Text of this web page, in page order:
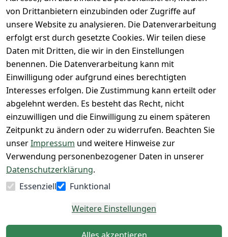
von Drittanbietern einzubinden oder Zugriffe auf
unsere Website zu analysieren. Die Datenverarbeitung
erfolgt erst durch gesetzte Cookies. Wir teilen diese
Daten mit Dritten, die wir in den Einstellungen
benennen. Die Datenverarbeitung kann mit
Einwilligung oder aufgrund eines berechtigten
Interesses erfolgen. Die Zustimmung kann erteilt oder
abgelehnt werden. Es besteht das Recht, nicht
einzuwilligen und die Einwilligung zu einem späteren
Zeitpunkt zu ändern oder zu widerrufen. Beachten Sie
unserImpressum und weitere Hinweise zur
Verwendung personenbezogener Daten in unserer
Datenschutzerklärung.
Essenziell
Funktional
Weitere Einstellungen
Widerrufsrec
ht
Vertrag
widerrufen
Rücksendung
Rücksendeeti
kett drucken
(Inland)
FAQs - Häufig
gestellte
Fragen
Konfektionsgr
ößen
Lagerverkauf
- unser Laden
in Hannover
24/7 aktueller
Warenbestan
d
+ 95% aus
eigener
Herstellung
+ 60 Jahre
Geschäftserfa
hrung
unsere
Damen &
Herren
unsere
Gutscheine &
SALE
Whatsapp Nr.:
+49511676950
Lagerverkauf:
Ikarusallee